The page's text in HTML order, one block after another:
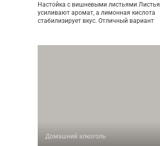
Настойка с вишневыми листьями Листья
усиливают аромат, а лимонная кислота
стабилизирует вкус. Отличный вариант
Домашний алкоголь